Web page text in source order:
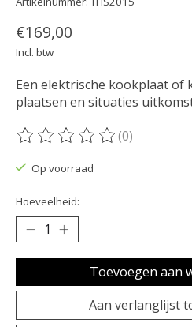
€169,00
Incl. btw
Een elektrische kookplaat of
plaatsen en situaties
De beoordeling van dit
(0)
Op voorraad
Hoeveelheid:
Toevoegen aan
Aan verlanglijst